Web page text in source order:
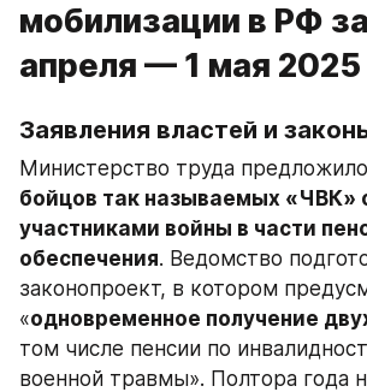
мобилизации в РФ
апреля — 1 мая 2025
Заявления властей и
Министерство труда предложило
бойцов так называемых «ЧВК»
участниками войны в части
обеспечения. Ведомство
законопроект, в котором
«одновременное получение
том числе пенсии по
военной травмы». Полтора года